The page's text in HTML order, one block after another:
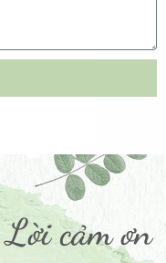
Lời cảm ơn